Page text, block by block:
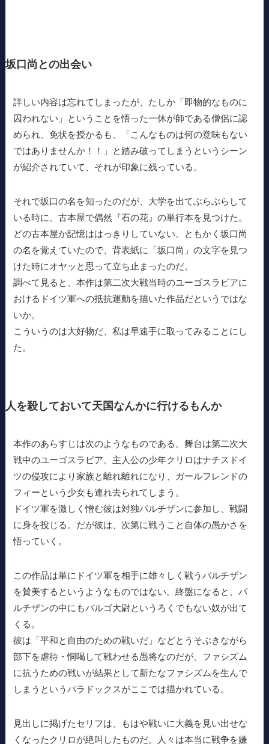
坂口尚との出会い
詳しい内容は忘れてしまったが、たしか「即物的なものに
囚われない」ということを悟った一休が師である僧侶に認
められ、免状を授かるも、「こんなものは何の意味もない
ではありませんか！！」と踏み破ってしまうというシーン
が紹介されていて、それが印象に残っている。
それで坂口の名を知ったのだが、大学を出てぶらぶらして
いる時に、古本屋で偶然『石の花』の単行本を見つけた。
どの古本屋か記憶ははっきりしていない。ともかく坂口尚
の名を覚えていたので、背表紙に「坂口尚」の文字を見つ
けた時にオヤッと思って立ち止まったのだ。
調べて見ると、本作は第二次大戦当時のユーゴスラビアに
おけるドイツ軍への抵抗運動を描いた作品だというではな
いか。
こういうのは大好物だ、私は早速手に取ってみることにし
た。
人を殺しておいて天国なんかに行けるもんか
本作のあらすじは次のようなものである。舞台は第二次大
戦中のユーゴスラビア。主人公の少年クリロはナチスドイ
ツの侵攻により家族と離れ離れになり、ガールフレンドの
フィーという少女も連れ去られてしまう。
ドイツ軍を激しく憎む彼は対独パルチザンに参加し、戦闘
に身を投じる。だが彼は、次第に戦うこと自体の愚かさを
悟っていく。
この作品は単にドイツ軍を相手に雄々しく戦うパルチザン
を賛美するというようなものではない。終盤になると、パ
ルチザンの中にもバルゴ大尉というろくでもない奴が出て
くる。
彼は「平和と自由のための戦いだ」などとうそぶきながら
部下を虐待・恫喝して戦わせる愚将なのだが、ファシズム
に抗うための戦いが結果として新たなファシズムを生んで
しまうというパラドックスがここでは描かれている。
見出しに掲げたセリフは、もはや戦いに大義を見い出せな
くなったクリロが絶叫したものだ。人々は本当に戦争を嫌